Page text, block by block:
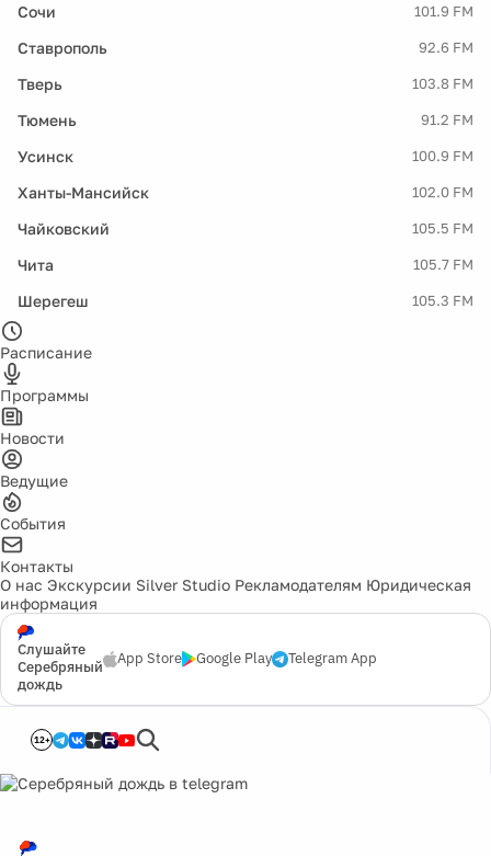
Сочи 101.9 FM
Ставрополь 92.6 FM
Тверь 103.8 FM
Тюмень 91.2 FM
Усинск 100.9 FM
Ханты-Мансийск 102.0 FM
Чайковский 105.5 FM
Чита 105.7 FM
Шерегеш 105.3 FM
Расписание
Программы
Новости
Ведущие
События
Контакты
О нас Экскурсии Silver Studio Рекламодателям Юридическая
информация
Слушайте
Серебряный
дождь
App Store Google Play Telegram App
12+